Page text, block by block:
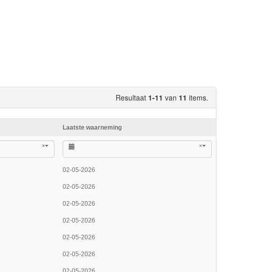
Resultaat 1-11 van 11 items.
Laatste waarneming
× ×
02-05-2026
02-05-2026
02-05-2026
02-05-2026
02-05-2026
02-05-2026